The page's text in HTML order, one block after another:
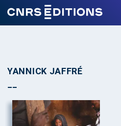
YANNICK JAFFRÉ